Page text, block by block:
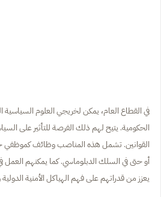
في القطاع العام، يمكن لخريجي العلوم
الحكومية. يتيح لهم ذلك الفرصة للتأثير على
القوانين. تشمل هذه المناصب وظائف
أو حتى في السلك الدبلوماسي. كما يمكنهم العمل
يعزز من قدراتهم على فهم الهياكل الأمنية الدولية